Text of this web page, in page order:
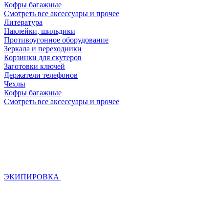
Кофры багажные
Смотреть все аксессуары и прочее
Литература
Наклейки, шильдики
Противоугонное оборудование
Зеркала и переходники
Корзинки для скутеров
Заготовки ключей
Держатели телефонов
Чехлы
Кофры багажные
Смотреть все аксессуары и прочее
ЭКИПИРОВКА